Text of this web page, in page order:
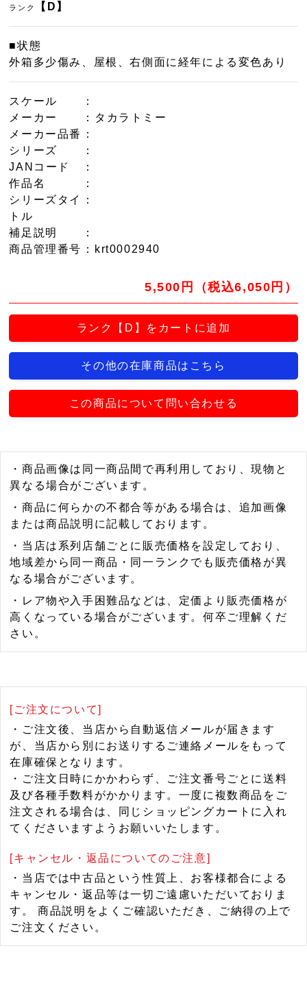
ランク 【D】
■状態
外箱多少傷み、屋根、右側面に経年による変色あり
スケール
：
メーカー
：タカラトミー
メーカー品番
：
シリーズ
：
JANコード
：
作品名
：
シリーズタイ
トル
：
補足説明
：
商品管理番号 ：krt0002940
5,500円（税込6,050円）
ランク【D】をカートに追加
その他の在庫商品はこちら
この商品について問い合わせる
・商品画像は同一商品間で再利用しており、現物と
異なる場合がございます。
・商品に何らかの不都合等がある場合は、追加画像
または商品説明に記載しております。
・当店は系列店舗ごとに販売価格を設定しており、
地域差から同一商品・同一ランクでも販売価格が異
なる場合がございます。
・レア物や入手困難品などは、定価より販売価格が
高くなっている場合がございます。何卒ご理解くだ
さい。
[ご注文について]
・ご注文後、当店から自動返信メールが届きます
が、当店から別にお送りするご連絡メールをもって
在庫確保となります。
・ご注文日時にかかわらず、ご注文番号ごとに送料
及び各種手数料がかかります。一度に複数商品をご
注文される場合は、同じショッピングカートに入れ
てくださいますようお願いいたします。
[キャンセル・返品についてのご注意]
・当店では中古品という性質上、お客様都合による
キャンセル・返品等は一切ご遠慮いただいておりま
す。 商品説明をよくご確認いただき、ご納得の上で
ご注文ください。